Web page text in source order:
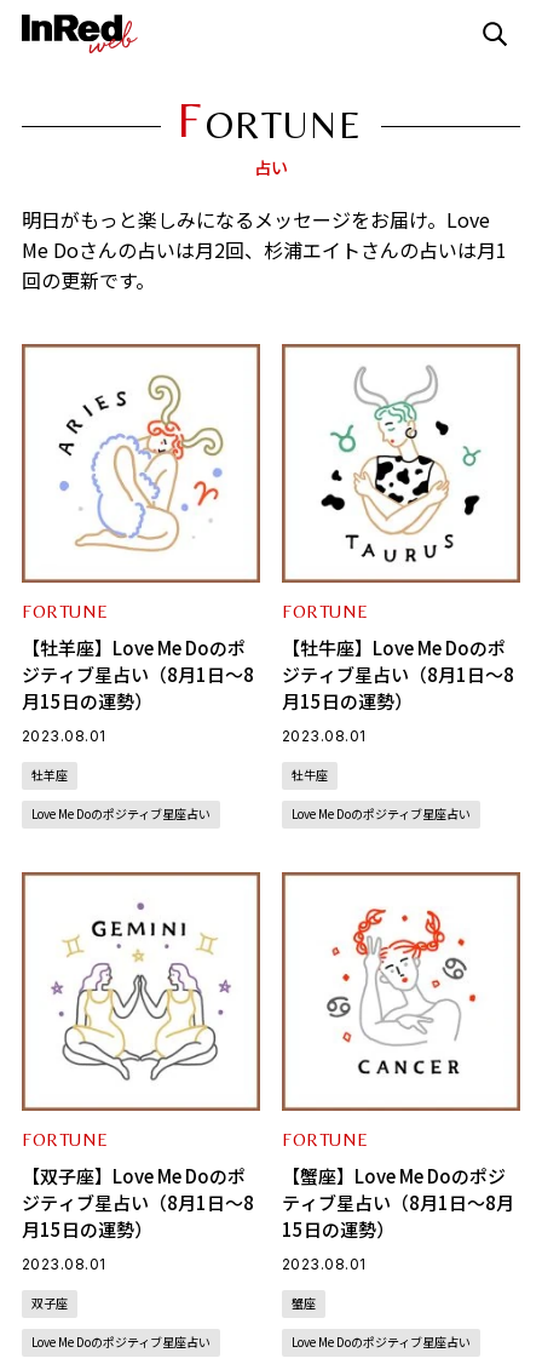
占い
FORTUNE
明日がもっと楽しみになるメッセージをお届け。 Love
Me Doさんの占いは月2回、杉浦エイトさんの占いは月1
回の更新です。
FORTUNE
【牡羊座】Love Me Doのポ
ジティブ星占い（8月1日～8
月15日の運勢）
2023.08.01
牡羊座
Love Me Doのポジティブ星座占い
FORTUNE
【牡牛座】Love Me Doのポ
ジティブ星占い（8月1日～8
月15日の運勢）
2023.08.01
牡牛座
Love Me Doのポジティブ星座占い
FORTUNE
【双子座】Love Me Doのポ
ジティブ星占い（8月1日～8
月15日の運勢）
2023.08.01
双子座
Love Me Doのポジティブ星座占い
FORTUNE
【蟹座】Love Me Doのポジ
ティブ星占い（8月1日～8月
15日の運勢）
2023.08.01
蟹座
Love Me Doのポジティブ星座占い